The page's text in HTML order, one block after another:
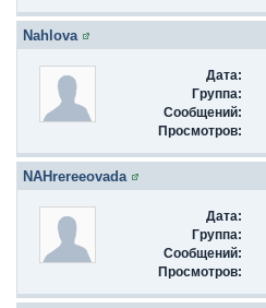
Nahlova
Дата:
Группа:
Сообщений:
Просмотров:
NAHrereeovada
Дата:
Группа:
Сообщений:
Просмотров: